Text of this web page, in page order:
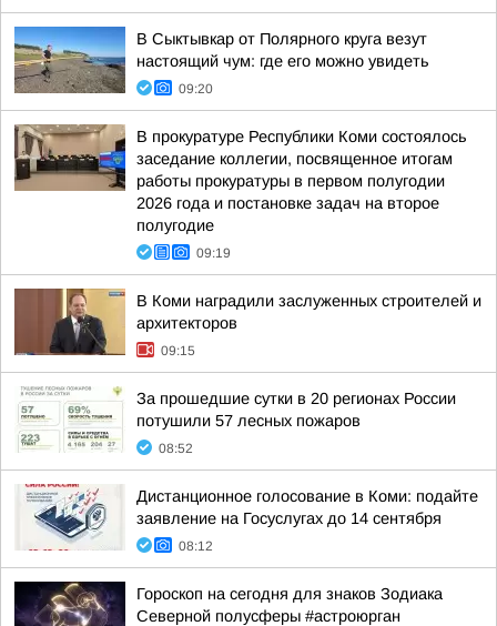
В Сыктывкар от Полярного круга везут
настоящий чум: где его можно увидеть
09:20
В прокуратуре Республики Коми состоялось
заседание коллегии, посвященное итогам
работы прокуратуры в первом полугодии
2026 года и постановке задач на второе
полугодие
09:19
В Коми наградили заслуженных строителей и
архитекторов
09:15
За прошедшие сутки в 20 регионах России
потушили 57 лесных пожаров
08:52
Дистанционное голосование в Коми: подайте
заявление на Госуслугах до 14 сентября
08:12
Гороскоп на сегодня для знаков Зодиака
Северной полусферы #астроюрган